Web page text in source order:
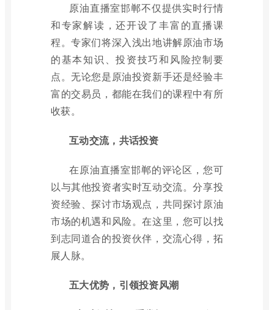
原油直播室邯郸不仅提供实时行情
和专家解读，还开设了丰富的直播课
程。专家们将深入浅出地讲解原油市场
的基本知识、投资技巧和风险控制要
点。无论您是原油投资新手还是经验丰
富的交易员，都能在我们的课程中有所
收获。
互动交流，共话投资
在原油直播室邯郸的评论区，您可
以与其他投资者实时互动交流。分享投
资经验、探讨市场观点，共同探讨原油
市场的机遇和风险。在这里，您可以找
到志同道合的投资伙伴，交流心得，拓
展人脉。
五大优势，引领投资风潮